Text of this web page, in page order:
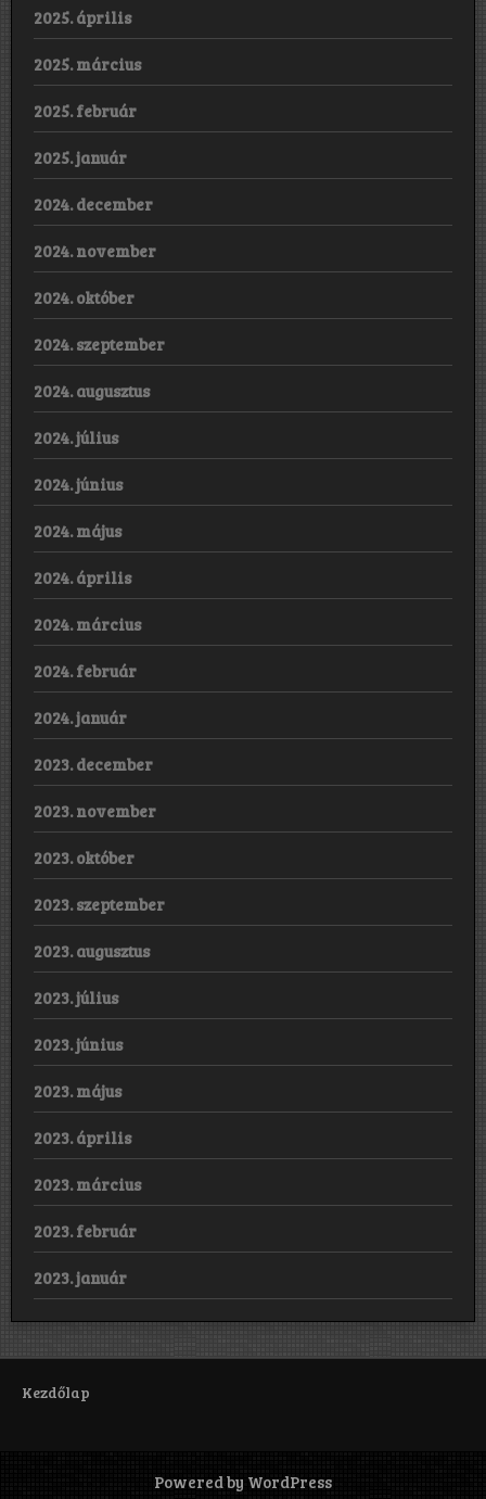
2025. április
2025. március
2025. február
2025. január
2024. december
2024. november
2024. október
2024. szeptember
2024. augusztus
2024. július
2024. június
2024. május
2024. április
2024. március
2024. február
2024. január
2023. december
2023. november
2023. október
2023. szeptember
2023. augusztus
2023. július
2023. június
2023. május
2023. április
2023. március
2023. február
2023. január
Kezdőlap
Powered by WordPress